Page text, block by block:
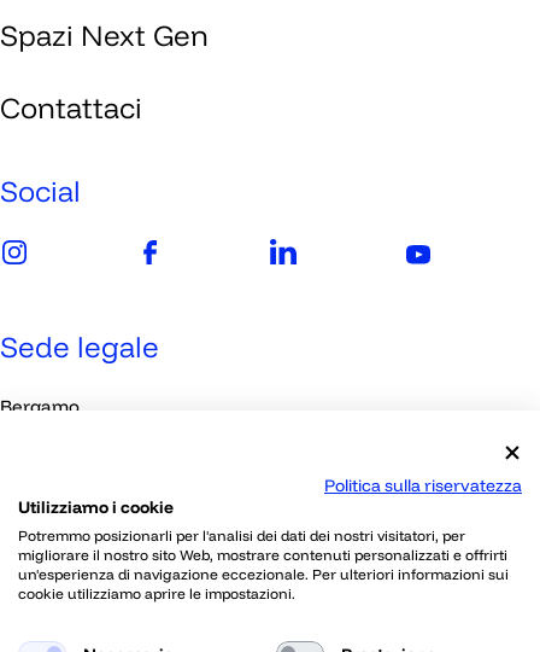
Studenti
Imprese
Chi siamo
Spazi Next Gen
Contattaci
Social
Sede legale
Bergamo
Contatti
030 2395802
Politica sulla riservatezza
Utilizziamo i cookie
Potremmo posizionarli per l'analisi dei dati dei nostri visitatori, per
migliorare il nostro sito Web, mostrare contenuti personalizzati e offrirti
un'esperienza di navigazione eccezionale. Per ulteriori informazioni sui
cookie utilizziamo aprire le impostazioni.